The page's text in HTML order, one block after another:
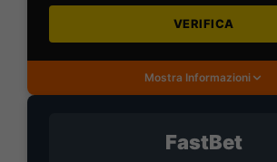
VERIFICA
Mostra Informazioni
FastBet